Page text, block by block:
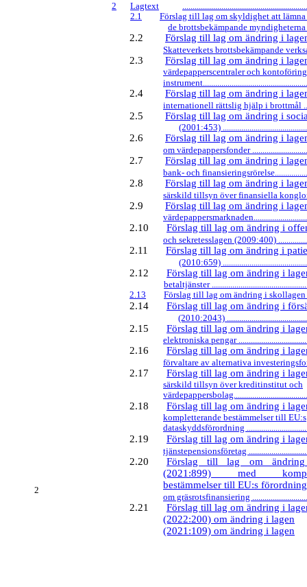
2
2
Lagtext
2.1
Förslag till lag om skyldighet att
de brottsbekämpande myndigheterna
2.2 Förslag till lag om ändring i
Skatteverkets brottsbekämpande
2.3 Förslag till lag om ändring i
värdepapperscentraler och
2.4 Förslag till lag om ändring i
internationell rättslig hjälp i brottmål
2.5 Förslag till lag om ändring i
(2001:453)
2.6 Förslag till lag om ändring i
om värdepappersfonder
2.7 Förslag till lag om ändring i
bank- och
2.8 Förslag till lag om ändring i
särskild tillsyn över finansiella
2.9 Förslag till lag om ändring i
2.10 Förslag till lag om ändring i
och sekretesslagen (2009:400)
2.11 Förslag till lag om ändring i
(2010:659)
2.12 Förslag till lag om ändring i
betaltjänster
2.13
Förslag till lag om ändring i skollagen
2.14 Förslag till lag om ändring i
(2010:2043)
2.15 Förslag till lag om ändring i
elektroniska pengar
2.16 Förslag till lag om ändring i
förvaltare av alternativa
2.17 Förslag till lag om ändring i
särskild tillsyn över kreditinstitut och
2.18 Förslag till lag om ändring i
kompletterande bestämmelser till EU:s
dataskyddsförordning
2.19 Förslag till lag om ändring i
tjänstepensionsföretag
2.20
Förslag till lag om
(2021:899) med
bestämmelser till EU:s förordning
om gräsrotsfinansiering
2.21
Förslag till lag om ändring i
(2022:200) om ändring i lagen
(2021:109) om ändring i lagen